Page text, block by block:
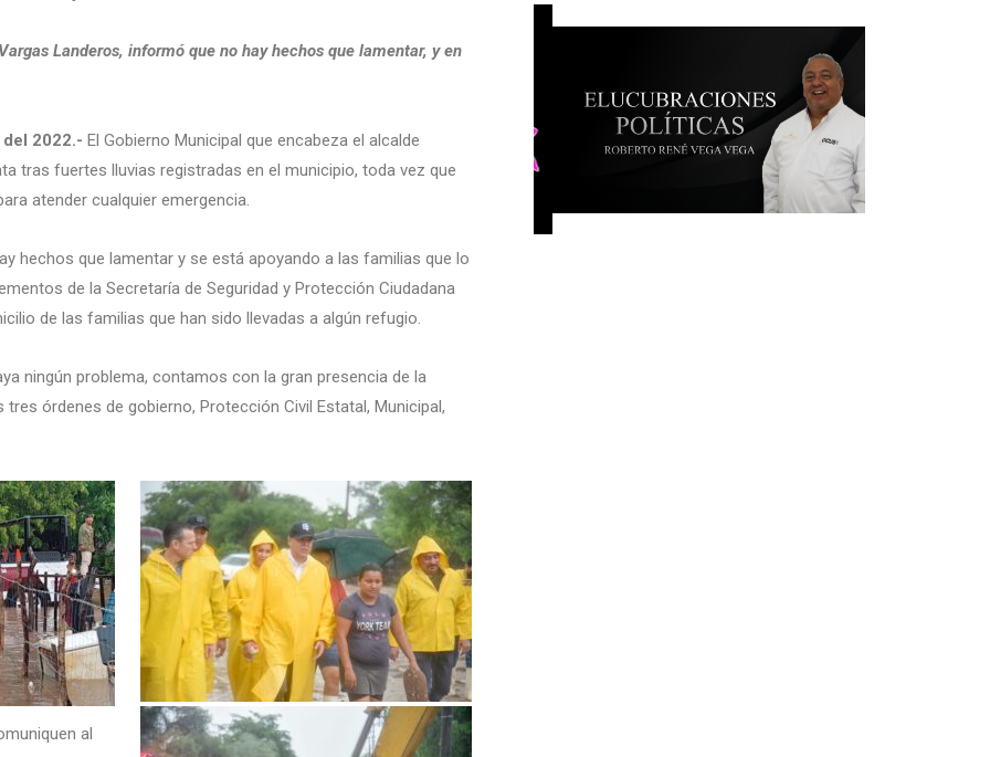
Landeros, informó que no hay hechos que lamentar, y en
del 2022.-El Gobierno Municipal que encabeza el alcalde
tras fuertes lluvias registradas en el municipio, toda vez que
atender cualquier emergencia.
hechos que lamentar y se está apoyando a las familias que lo
de la Secretaría de Seguridad y Protección Ciudadana
de las familias que han sido llevadas a algún refugio.
ningún problema, contamos con la gran presencia de la
órdenes de gobierno, Protección Civil Estatal, Municipal,
al